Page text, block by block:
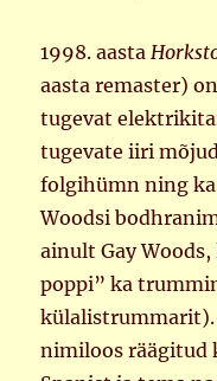
1998. aasta
aasta remaster)
tugevat
tugevate iiri
folgihümn ning
Woodsi
ainult Gay
poppi” ka
nimiloos räägitud